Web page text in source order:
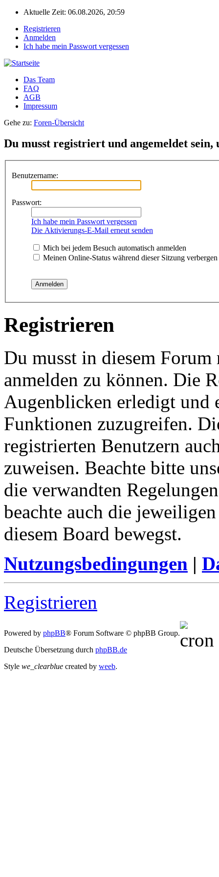
Aktuelle Zeit: 06.08.2026, 20:59
Registrieren
Anmelden
Ich habe mein Passwort vergessen
Das Team
FAQ
AGB
Impressum
Gehe zu: Foren-Übersicht
Du musst registriert und angemeldet sein,
Benutzername:
Passwort:
Ich habe mein Passwort vergessen
Die Aktivierungs-E-Mail erneut senden
Mich bei jedem Besuch automatisch anmelden
Meinen Online-Status während dieser Sitzung verbergen
Registrieren
Du musst in diesem
anmelden zu können. Die
Augenblicken erledigt und
Funktionen zuzugreifen.
registrierten Benutzern
zuweisen. Beachte bitte
die verwandten
beachte auch die
diesem Board bewegst.
Nutzungsbedingungen |
Registrieren
Powered by phpBB® Forum Software © phpBB Group.
Deutsche Übersetzung durch phpBB.de
Style we_clearblue created by weeb.